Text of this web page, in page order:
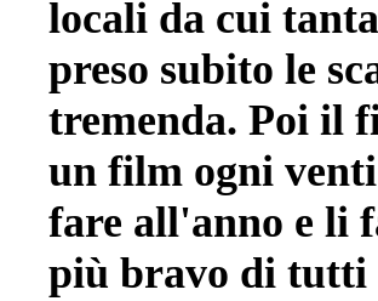
locali da cui
preso subito le
tremenda. Poi il
un film ogni
fare all'anno e li
più bravo di tutti